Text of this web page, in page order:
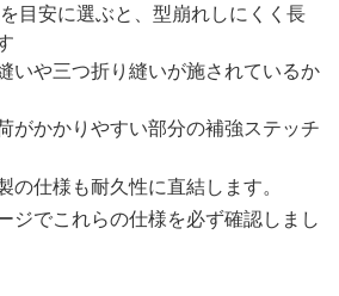
目安に選ぶと、型崩れしにくく長
いや三つ折り縫いが施されているか
がかかりやすい部分の補強ステッチ
の仕様も耐久性に直結します。
ジでこれらの仕様を必ず確認しまし